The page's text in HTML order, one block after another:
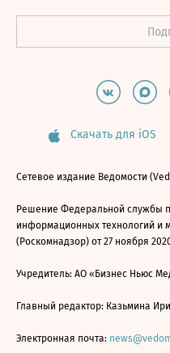
Скачать для iOS
Сетевое издание Ведомости
Решение Федеральной службы
информационных технологий и
(Роскомнадзор) от 27 ноября
Учредитель: АО «Бизнес Ньюс
Главный редактор: Казьмина
Электронная почта: